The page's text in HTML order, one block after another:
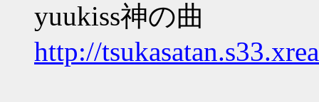
yuukiss神の曲
http://